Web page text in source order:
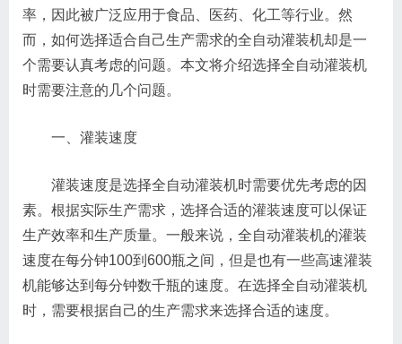
率，因此被广泛应用于食品、医药、化工等行业。然
而，如何选择适合自己生产需求的全自动灌装机却是一
个需要认真考虑的问题。本文将介绍选择全自动灌装机
时需要注意的几个问题。
一、灌装速度
灌装速度是选择全自动灌装机时需要优先考虑的因
素。根据实际生产需求，选择合适的灌装速度可以保证
生产效率和生产质量。一般来说，全自动灌装机的灌装
速度在每分钟100到600瓶之间，但是也有一些高速灌装
机能够达到每分钟数千瓶的速度。在选择全自动灌装机
时，需要根据自己的生产需求来选择合适的速度。